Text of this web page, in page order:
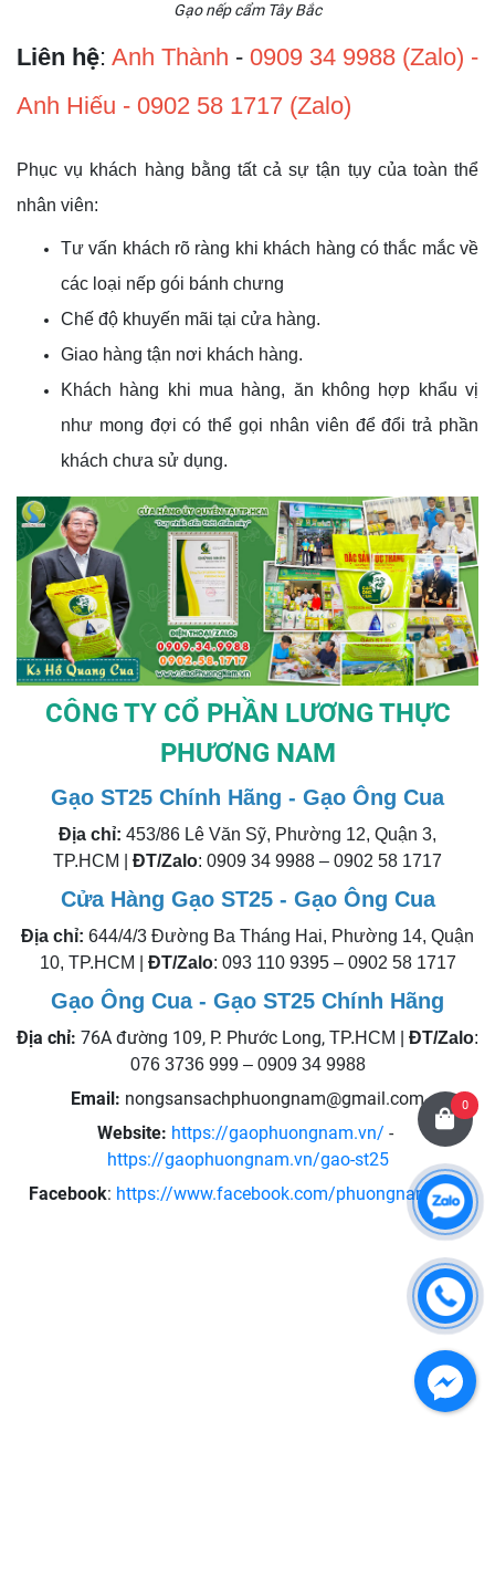
Gạo nếp cẩm Tây Bắc
Liên hệ: Anh Thành - 0909 34 9988 (Zalo) -
Anh Hiếu - 0902 58 1717 (Zalo)
Phục vụ khách hàng bằng tất cả sự tận tụy của toàn thể
nhân viên:
Tư vấn khách rõ ràng khi khách hàng có thắc mắc về
các loại nếp gói bánh chưng
Chế độ khuyến mãi tại cửa hàng.
Giao hàng tận nơi khách hàng.
Khách hàng khi mua hàng, ăn không hợp khẩu vị
như mong đợi có thể gọi nhân viên để đổi trả phần
khách chưa sử dụng.
CÔNG TY CỔ PHẦN LƯƠNG THỰC
PHƯƠNG NAM
Gạo ST25 Chính Hãng - Gạo Ông Cua
Địa chỉ: 453/86 Lê Văn Sỹ, Phường 12, Quận 3,
TP.HCM | ĐT/Zalo: 0909 34 9988 – 0902 58 1717
Cửa Hàng Gạo ST25 - Gạo Ông Cua
Địa chỉ: 644/4/3 Đường Ba Tháng Hai, Phường 14, Quận
10, TP.HCM | ĐT/Zalo: 093 110 9395 – 0902 58 1717
Gạo Ông Cua - Gạo ST25 Chính Hãng
Địa chỉ: 76A đường 109, P. Phước Long, TP.HCM | ĐT/Zalo:
076 3736 999 – 0909 34 9988
Email: nongsansachphuongnam@gmail.com
Website: https://gaophuongnam.vn/ -
https://gaophuongnam.vn/gao-st25
Facebook: https://www.facebook.com/phuongnamfood
0